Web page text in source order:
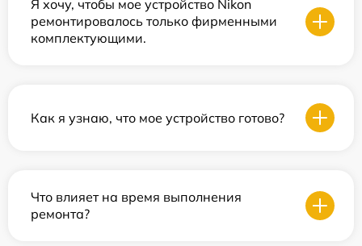
Я хочу, чтобы мое устройство Nikon
ремонтировалось только фирменными
комплектующими.
Как я узнаю, что мое устройство готово?
Что влияет на время выполнения
ремонта?